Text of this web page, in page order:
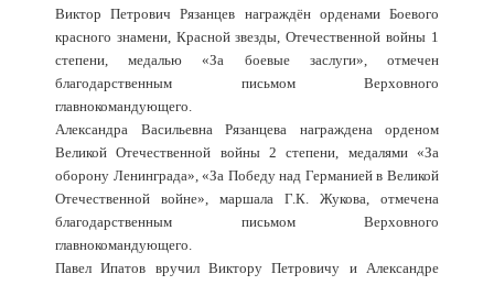
Виктор Петрович Рязанцев награждён орденами Боевого
красного знамени, Красной звезды, Отечественной войны 1
степени, медалью «За боевые заслуги», отмечен
благодарственным письмом Верховного
главнокомандующего.
Александра Васильевна Рязанцева награждена орденом
Великой Отечественной войны 2 степени, медалями «За
оборону Ленинграда», «За Победу над Германией в Великой
Отечественной войне», маршала Г.К. Жукова, отмечена
благодарственным письмом Верховного
главнокомандующего.
Павел Ипатов вручил Виктору Петровичу и Александре